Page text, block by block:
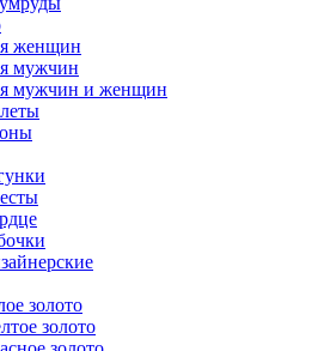
женщин
мужчин
мужчин и женщин
золото
золото